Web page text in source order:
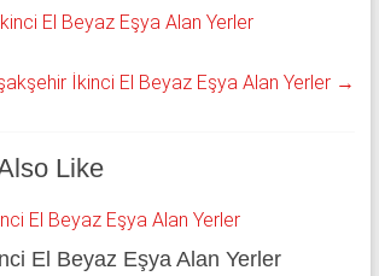
El Beyaz Eşya Alan Yerler
İkinci El Beyaz Eşya Alan Yerler →
Like
El Beyaz Eşya Alan Yerler